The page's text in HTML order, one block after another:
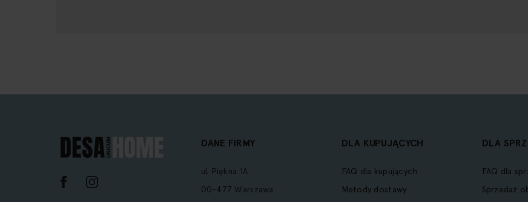
DANE FIRMY
ul. Piękna 1A
00-477 Warszawa
DLA KUPUJĄCYCH
FAQ dla kupujących
Metody dostawy
DLA
FAQ dla
Sprzedaż